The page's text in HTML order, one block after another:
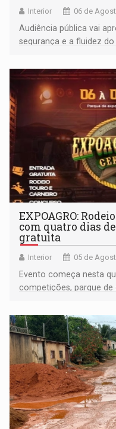
Interior 06 de
Audiência pública vai
segurança e a fluidez
EXPOAGRO:
com quatro dias
gratuita
Interior 05 de
Evento começa nesta
competições, parque de